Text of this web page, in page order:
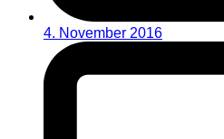
4. November 2016